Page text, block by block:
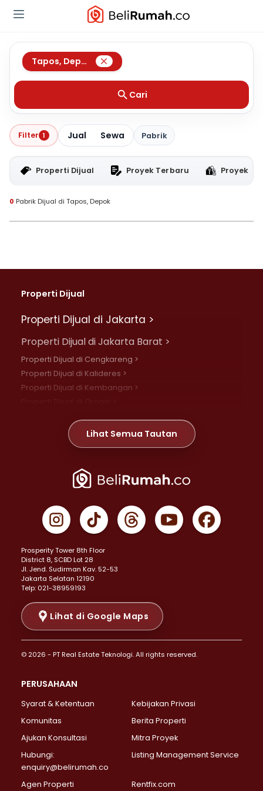
Tapos, Depok
Cari
Filter 1 Jual Sewa Pabrik
Properti Dijual Proyek Terbaru Proyek
0 Pabrik Dijual di Tapos, Depok
Properti Dijual
Properti Dijual di Jakarta >
Properti Dijual di Jakarta Barat >
Properti Dijual di Cengkareng >
Properti Dijual di Kalideres >
Properti Dijual di Kembangan >
Properti Dijual di Meruya >
Properti Dijual di Jelambar >
Properti Dijual di Jakarta Pusat >
Properti Dijual di Gambir >
Properti Dijual di Johar Baru >
Properti Dijual di Menteng >
Properti Dijual di Senen >
Properti Dijual di Tanah Abang >
Properti Dijual di Cikini >
Properti Dijual di Kramat >
Properti Dijual di Pasar Baru >
Properti Dijual di Bendungan Hilir >
Properti Dijual di Jakarta Selatan >
Properti Dijual di Lebak Bulus >
Properti Dijual di Gandaria Selatan >
Properti Dijual di Pondok Labu >
Properti Dijual di Lenteng Agung >
Properti Dijual di Senayan >
Properti Dijual di Pondok Pinang >
Lihat Semua Tautan
Prosperity Tower 8th Floor
District 8, SCBD Lot 28
JI. Jend. Sudirman Kav. 52-53
Jakarta Selatan 12190
Telp: 021-38959193
Lihat di Google Maps
© 2026 - PT Real Estate Teknologi. All rights reserved.
PERUSAHAAN
Syarat & Ketentuan
Kebijakan Privasi
Komunitas
Berita Properti
Ajukan Konsultasi
Mitra Proyek
Hubungi:
enquiry@belirumah.co
Listing Management Service
Agen Properti Rentfix.com